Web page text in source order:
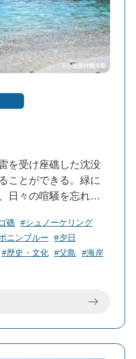
を受け座礁した沈没
ことができる。緑に
日々の喧騒を忘れ静
。潮の流れが穏やか
め。
礁 #シュノーケリング
ニンブルー
#夕日
#歴史・文化 #父島
#海岸